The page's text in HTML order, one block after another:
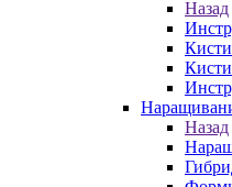
Назад
Кисти
Назад